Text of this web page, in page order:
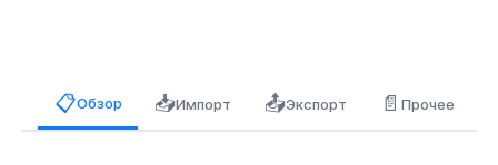
📋Обзор 📥Импорт 📤Экспорт 📄Прочее